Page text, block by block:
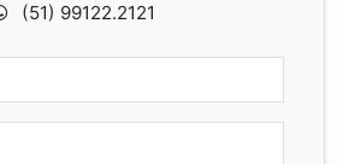
(51) 99122.2121